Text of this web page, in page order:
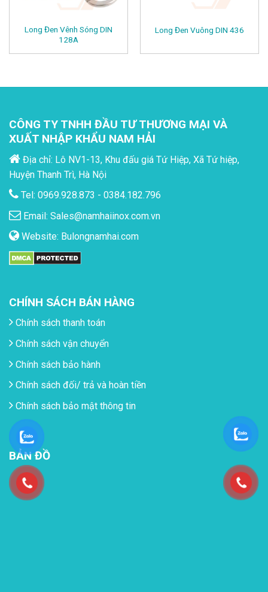
Long Đen Vênh Sóng DIN
128A
Long Đen Vuông DIN 436
CÔNG TY TNHH ĐẦU TƯ THƯƠNG MẠI VÀ
XUẤT NHẬP KHẨU NAM HẢI
Địa chỉ: Lô NV1-13, Khu đấu giá Tứ Hiệp, Xã Tứ hiệp,
Huyện Thanh Trì, Hà Nội
Tel: 0969.928.873 - 0384.182.796
Email: Sales@namhaiinox.com.vn
Website: Bulongnamhai.com
CHÍNH SÁCH BÁN HÀNG
Chính sách thanh toán
Chính sách vận chuyển
Chính sách bảo hành
Chính sách đối/ trả và hoàn tiền
Chính sách bảo mật thông tin
BẢN ĐỒ